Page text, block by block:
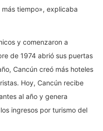
tiempo», explicaba
y comenzaron a
de 1974 abrió sus puertas
Cancún creó más hoteles
Hoy, Cancún recibe
al año y genera
ingresos por turismo del